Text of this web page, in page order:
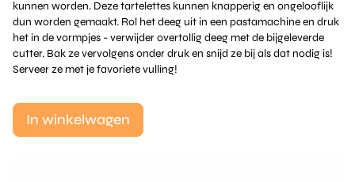
kunnen worden. Deze tartelettes kunnen knapperig en ongelooflijk
dun worden gemaakt. Rol het deeg uit in een pastamachine en druk
het in de vormpjes - verwijder overtollig deeg met de bijgeleverde
cutter. Bak ze vervolgens onder druk en snijd ze bij als dat nodig is!
Serveer ze met je favoriete vulling!
In winkelwagen